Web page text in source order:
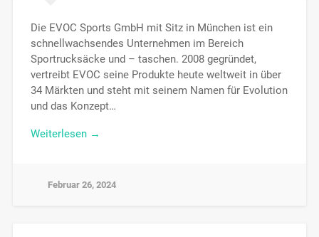
Die EVOC Sports GmbH mit Sitz in München ist ein
schnellwachsendes Unternehmen im Bereich
Sportrucksäcke und – taschen. 2008 gegründet,
vertreibt EVOC seine Produkte heute weltweit in über
34 Märkten und steht mit seinem Namen für Evolution
und das Konzept…
Weiterlesen →
Februar 26, 2024